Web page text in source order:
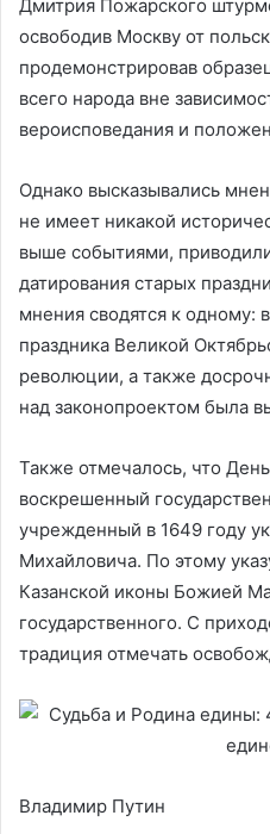
Дмитрия Пожарского
освободив Москву от
продемонстрировав
всего народа вне
вероисповедания и
Однако высказывались
не имеет никакой
выше событиями,
датирования старых
мнения сводятся к одному:
праздника Великой
революции, а также
над законопроектом была
Также отмечалось, что
воскрешенный
учрежденный в 1649 году
Михайловича. По этому
Казанской иконы Божией
государственного. С
традиция отмечать
Владимир Путин